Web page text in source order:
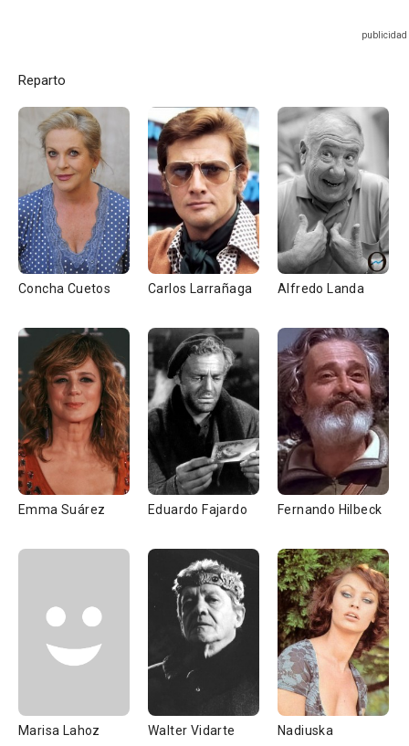
Reparto
Concha Cuetos Carlos Larrañaga Alfredo Landa
Emma Suárez Eduardo Fajardo Fernando Hilbeck
Marisa Lahoz Walter Vidarte Nadiuska